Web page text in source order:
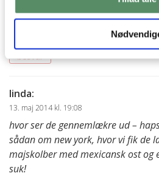
;) det er også lidt skørt at jeg ikke
smager godt og jeg må da lige
linda:
13. maj 2014 kl. 19:08
hvor ser de gennemlækre ud –
sådan om new york, hvor vi fik de
majskolber med mexicansk ost og
suk!